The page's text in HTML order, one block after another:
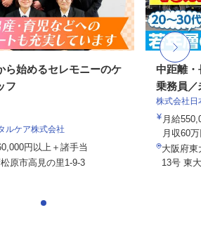
ら始めるセレモニーのケ
フ
ルケア株式会社
円以上＋諸手当
原市高見の里1-9-3
中距離・
乗務員／
株式会社日
月給
月収60
大阪府東
13号 東